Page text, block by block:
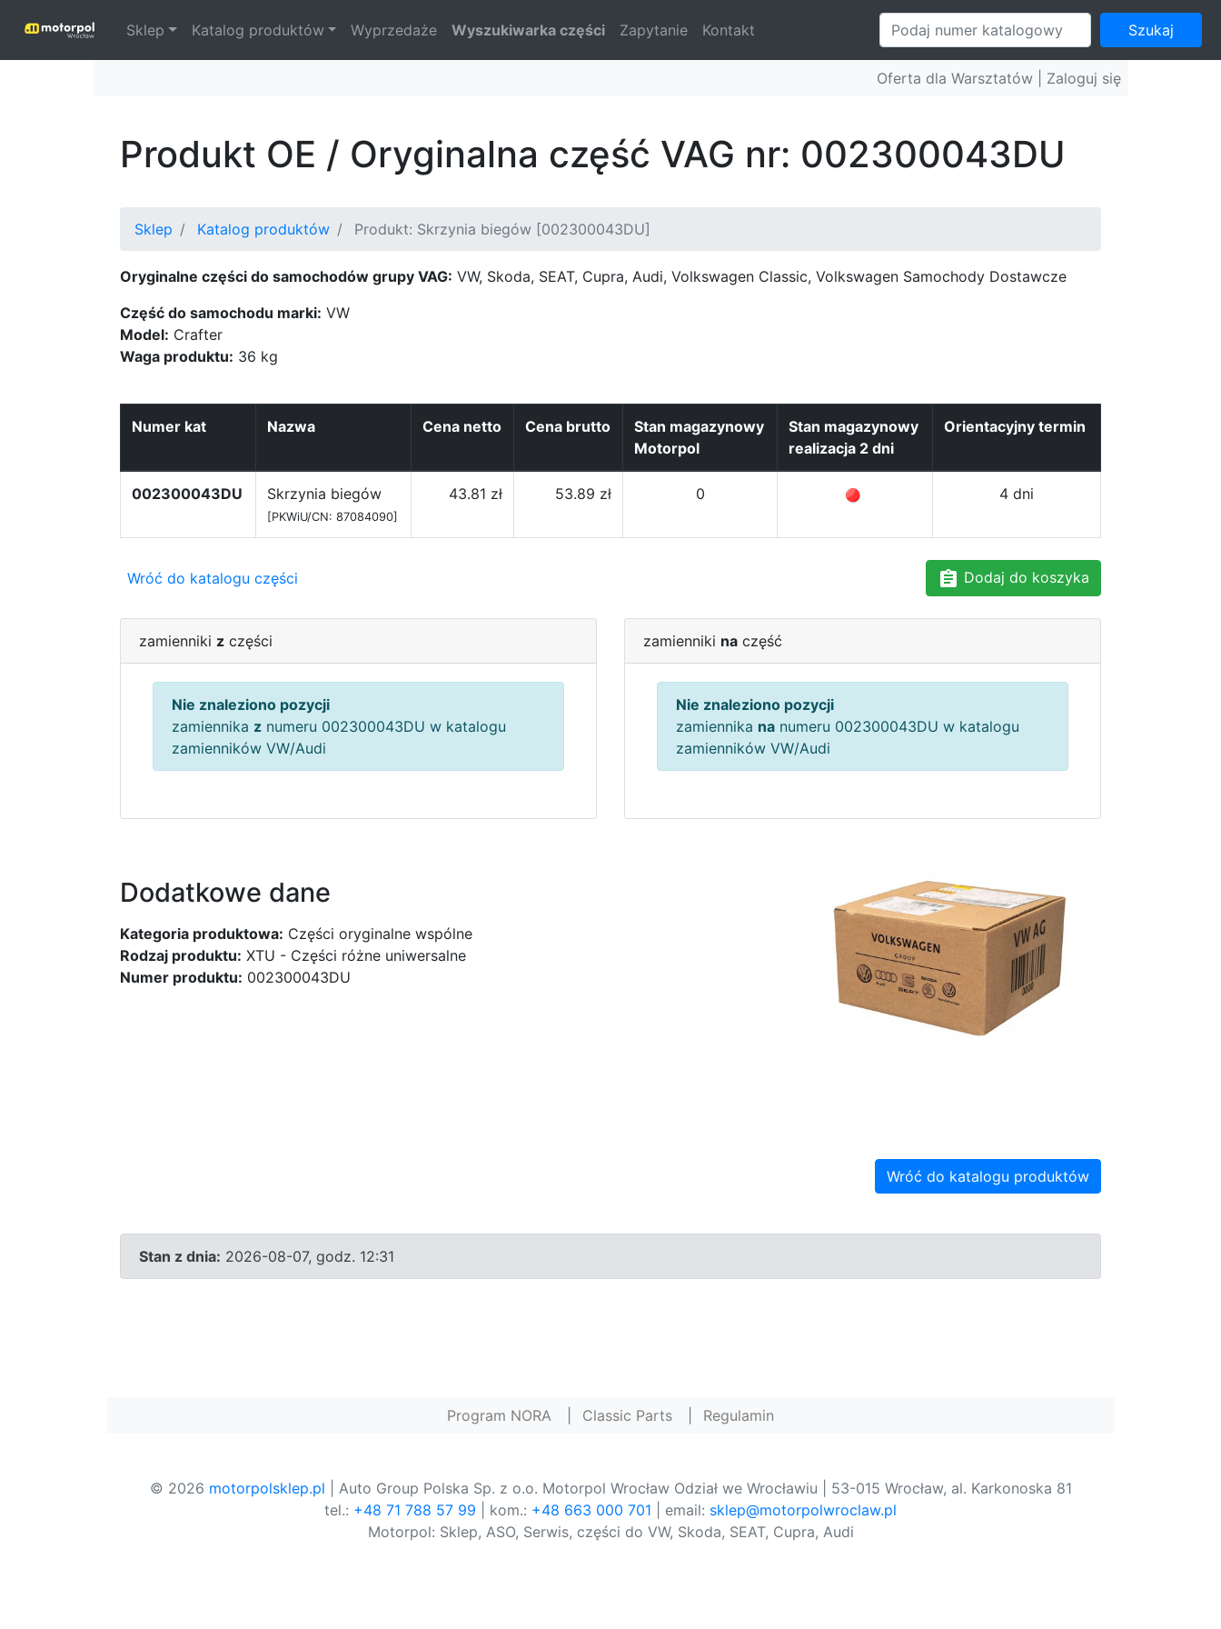
Sklep Katalog produktów Wyprzedaże Wyszukiwarka części Zapytanie Kontakt Szukaj
Oferta dla Warsztatów | Zaloguj się
Produkt OE / Oryginalna część VAG nr: 002300043DU
Sklep Katalog produktów Produkt: Skrzynia biegów [002300043DU]
Oryginalne części do samochodów grupy VAG: VW, Skoda, SEAT, Cupra, Audi, Volkswagen Classic, Volkswagen Samochody Dostawcze
Część do samochodu marki: VW
Model: Crafter
Waga produktu: 36 kg
Numer kat Nazwa Cena netto Cena brutto
Stan magazynowy
Motorpol
Stan magazynowy
realizacja 2 dni
Orientacyjny termin
002300043DU Skrzynia biegów
[PKWiU/CN: 87084090]
43.81 zł 53.89 zł 0 4 dni
Wróć do katalogu części Dodaj do koszyka
zamienniki z części
Nie znaleziono pozycji
zamiennika z numeru 002300043DU w katalogu
zamienników VW/Audi
zamienniki na część
Nie znaleziono pozycji
zamiennika na numeru 002300043DU w katalogu
zamienników VW/Audi
Dodatkowe dane
Kategoria produktowa: Części oryginalne wspólne
Rodzaj produktu: XTU - Części różne uniwersalne
Numer produktu: 002300043DU
Wróć do katalogu produktów
Stan z dnia: 2026-08-07, godz. 12:31
Program NORA Classic Parts Regulamin
© 2026 motorpolsklep.pl | Auto Group Polska Sp. z o.o. Motorpol Wrocław Odział we Wrocławiu | 53-015 Wrocław, al. Karkonoska 81
tel.: +48 71 788 57 99 | kom.: +48 663 000 701 | email: sklep@motorpolwroclaw.pl
Motorpol: Sklep, ASO, Serwis, części do VW, Skoda, SEAT, Cupra, Audi